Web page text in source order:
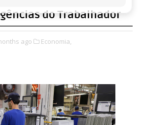
do Trabalhador
ago Economia,